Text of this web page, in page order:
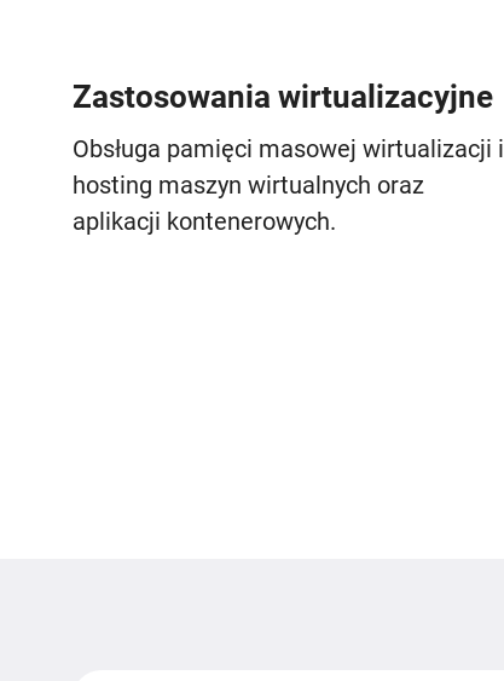
Zastosowania wirtualizacyjne
Obsługa pamięci masowej wirtualizacji i
hosting maszyn wirtualnych oraz
aplikacji kontenerowych.